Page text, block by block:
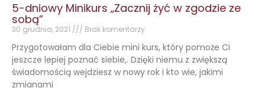
5-dniowy Minikurs „Zacznij żyć w zgodzie ze
sobą”
30 grudnia, 2021 Brak komentarzy
Przygotowałam dla Ciebie mini kurs, który pomoże Ci
jeszcze lepiej poznać siebie,. Dzięki niemu z zwiększą
świadomością wejdziesz w nowy rok i kto wie, jakimi
zmianami